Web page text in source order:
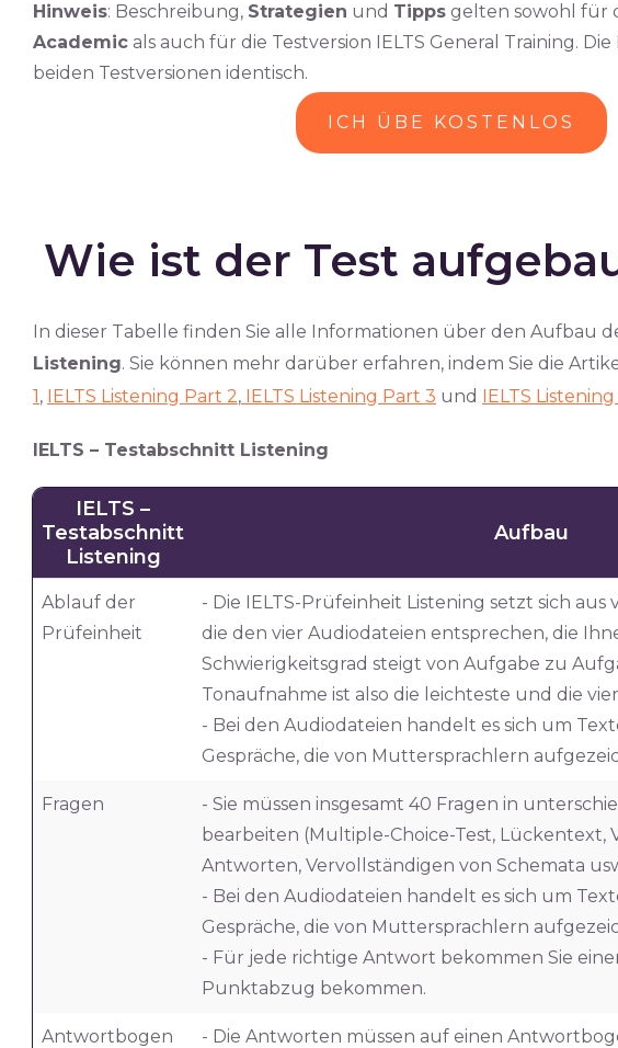
Hinweis: Beschreibung, Strategien und Tipps gelten sowohl für
Academic als auch für die Testversion IELTS General Training.
beiden Testversionen identisch.
ICH ÜBE KOSTENLOS
Wie ist der Test
In dieser Tabelle finden Sie alle Informationen über den Aufbau
Listening. Sie können mehr darüber erfahren, indem Sie die
1, IELTS Listening Part 2, IELTS Listening Part 3 und IELTS
IELTS – Testabschnitt Listening
IELTS –
Testabschnitt
Listening
Aufbau
Ablauf der
Prüfeinheit
- Die IELTS-Prüfeinheit Listening setzt sich aus
die den vier Audiodateien entsprechen, die
Schwierigkeitsgrad steigt von Aufgabe zu
Tonaufnahme ist also die leichteste und die
- Bei den Audiodateien handelt es sich um
Gespräche, die von Muttersprachlern
Fragen
- Sie müssen insgesamt 40 Fragen in
bearbeiten (Multiple-Choice-Test, Lückentext,
Antworten, Vervollständigen von Schemata
- Bei den Audiodateien handelt es sich um
Gespräche, die von Muttersprachlern
- Für jede richtige Antwort bekommen Sie
Punktabzug bekommen.
Antwortbogen
- Die Antworten müssen auf einen